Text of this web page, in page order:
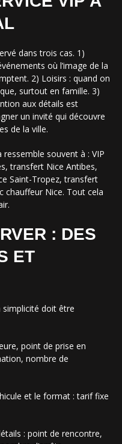
dans trois cas. 1)
où l’image de la
2) Loisirs : quand on
surtout en famille. 3)
aux détails est
un invité qui découvre
de la ville.
souvent à : VIP
transfert Nice Antibes,
Saint-Tropez, transfert
chauffeur Nice. Tout cela
: DES
ET
simplicité doit être
point de prise en
nombre de
et le format : tarif fixe
: point de rencontre,